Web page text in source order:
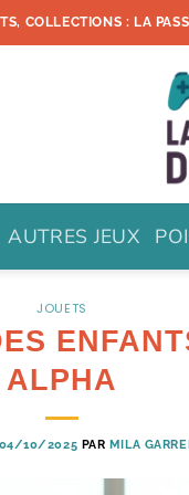
COLLECTIONS : LA
AUTRES JEUX
JOUETS
ALPHA
04/10/2025 PAR MILA